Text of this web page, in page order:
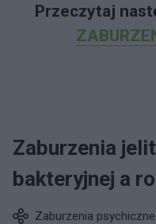
Przeczytaj
Zaburzenia
bakteryjnej a
Zaburzenia psychiczne